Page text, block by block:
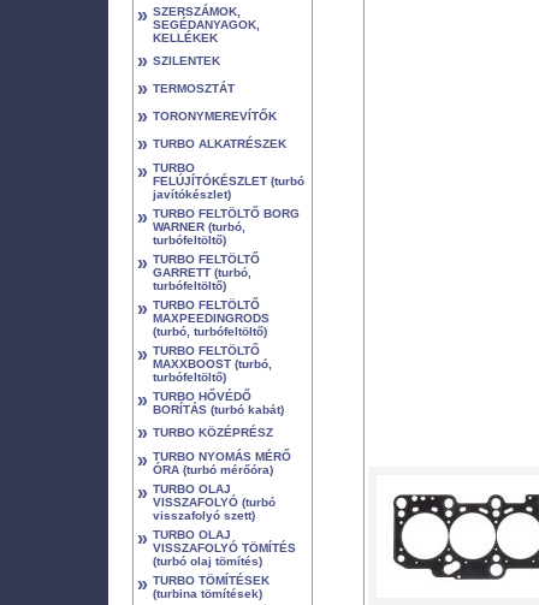
» SZERSZÁMOK,
SEGÉDANYAGOK,
KELLÉKEK
» SZILENTEK
» TERMOSZTÁT
» TORONYMEREVÍTŐK
» TURBO ALKATRÉSZEK
» TURBO
FELÚJÍTÓKÉSZLET (turbó
javítókészlet)
» TURBO FELTÖLTŐ BORG
WARNER (turbó,
turbófeltöltő)
» TURBO FELTÖLTŐ
GARRETT (turbó,
turbófeltöltő)
» TURBO FELTÖLTŐ
MAXPEEDINGRODS
(turbó, turbófeltöltő)
» TURBO FELTÖLTŐ
MAXXBOOST (turbó,
turbófeltöltő)
» TURBO HŐVÉDŐ
BORÍTÁS (turbó kabát)
» TURBO KÖZÉPRÉSZ
» TURBO NYOMÁS MÉRŐ
ÓRA (turbó mérőóra)
» TURBO OLAJ
VISSZAFOLYÓ (turbó
visszafolyó szett)
» TURBO OLAJ
VISSZAFOLYÓ TÖMÍTÉS
(turbó olaj tömítés)
» TURBO TÖMÍTÉSEK
(turbina tömítések)